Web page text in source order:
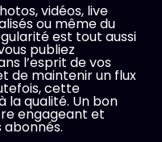
vidéos, live
ou même du
est tout aussi
publiez
l’esprit de vos
de maintenir un flux
cette
la qualité. Un bon
engageant et